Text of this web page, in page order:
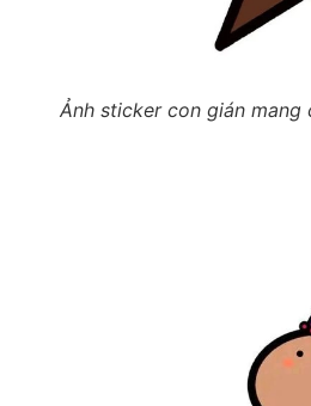
Ảnh sticker con gián mang